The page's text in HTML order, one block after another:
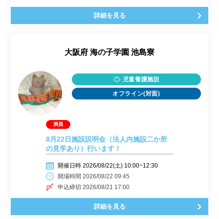
詳細を見る
大阪府 海の子学園 池島寮
児童養護施設
オフライン(対面)
8月22日施設説明会（法人内施設二か所
の見学あり）行います！
開催日時 2026/08/22(土) 10:00~12:30
開場時間 2026/08/22 09:45
申込締切 2026/08/21 17:00
詳細を見る